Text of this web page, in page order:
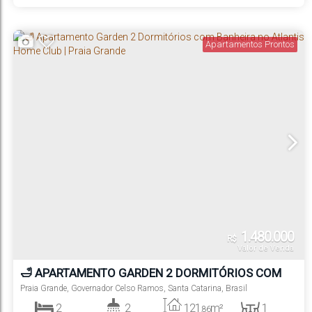
Apartamentos Prontos
R$ 1.480.000
Valor de Venda
🛁 APARTAMENTO GARDEN 2 DORMITÓRIOS COM
BANHEIRA NO ATLANTIS HOME CLUB | PRAIA
GRANDE
Praia Grande, Governador Celso Ramos, Santa Catarina, Brasil
2 2 121 .86m² 1